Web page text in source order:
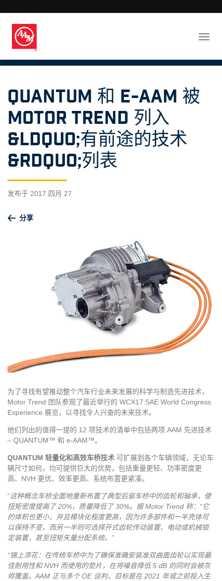
QUANTUM 和 e-AAM 被
Motor Trend 列入
&ldquo;有前途的技术
&rdquo;列表
发布于 2017 四月 27
分享
为了寻找有望推动整个汽车行业未来发展的科学与制造先进技术，
Motor Trend 团队参观了最近举行的 WCX17:SAE World Congress
Experience 展览，以寻找令人兴奋的未来技术。
他们列出的值得一提的 12 项技术的清单中包括两项 AAM 先进技术
– QUANTUM™ 和 e-AAM™。
QUANTUM 轻量化和高效车桥技术 可扩展到各个车辆领域，无论车
辆尺寸如何，均可提供巨大的优势，包括重量更轻、功率密度更
高、NVH 更优、效率更高、系统布置更紧凑。
“这种概念车桥全面地重新布置了典型后驱车桥中的齿轮和轴承，使
扭矩密度提高了 20%，质量降低了 30%。据 Motor Trend 称：“它
的体积也更小，并且模块化程度更高，因为许多部件和一半壳体可
以保持不变，而另一半则可选择开式齿轮传动装置、电动或机械锁
定装置，甚至扭矩矢量分配系统。”
“锦上添花：在传统车桥中为了确保准确安装准双曲面齿轮以实现最
佳耐用性和 NVH 而使用的垫片，在将噪音降低 5 dB 的同时会被灰
烬覆盖。AAM 正与多个 OE 谈判，目标是在 2021 年或之前投入生